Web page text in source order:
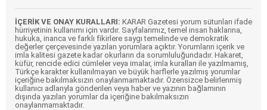
İÇERİK VE ONAY KURALLARI: KARAR Gazetesi yorum sütunları ifade
hürriyetinin kullanımı için vardır. Sayfalarımız, temel insan haklarına,
hukuka, inanca ve farklı fikirlere saygı temelinde ve demokratik
değerler çerçevesinde yazılan yorumlara açıktır. Yorumların içerik ve
imla kalitesi gazete kadar okurların da sorumluluğundadır. Hakaret,
küfür, rencide edici cümleler veya imalar, imla kuralları ile yazılmamış,
Türkçe karakter kullanılmayan ve büyük harflerle yazılmış yorumlar
içeriğine bakılmaksızın onaylanmamaktadır. Özensizce belirlenmiş
kullanıcı adlarıyla gönderilen veya haber ve yazının bağlamının
dışında yazılan yorumlar da içeriğine bakılmaksızın
onaylanmamaktadır.